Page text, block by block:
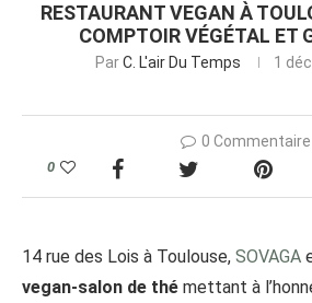
RESTAURANT VEGAN À
COMPTOIR VÉGÉTAL ET
ParC. L'air Du Temps 1
0 Commentaire
0
14 rue des Lois à Toulouse, SOVAGA
vegan-salon de thé mettant à